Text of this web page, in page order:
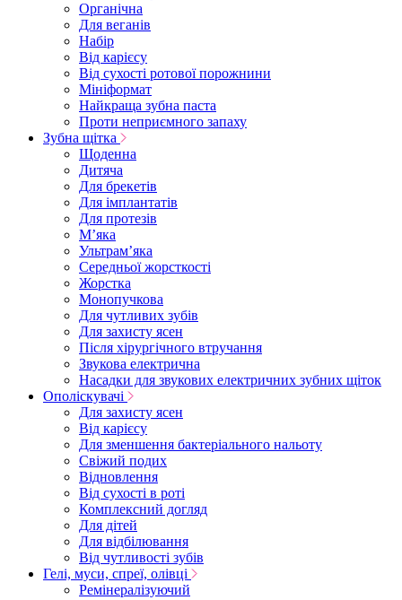
Органічна
Для веганів
Набір
Від карієсу
Від сухості ротової порожнини
Мініформат
Найкраща зубна паста
Проти неприємного запаху
Зубна щітка
Щоденна
Дитяча
Для брекетів
Для імплантатів
Для протезів
Мʼяка
Ультрамʼяка
Середньої жорсткості
Жорстка
Монопучкова
Для чутливих зубів
Для захисту ясен
Після хірургічного втручання
Звукова електрична
Насадки для звукових електричних зубних щіток
Ополіскувачі
Для захисту ясен
Від карієсу
Для зменшення бактеріального нальоту
Свіжий подих
Відновлення
Від сухості в роті
Комплексний догляд
Для дітей
Для відбілювання
Від чутливості зубів
Гелі, муси, спреї, олівці
Ремінералізуючий